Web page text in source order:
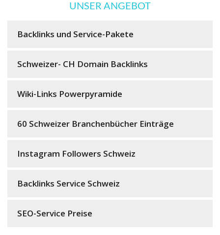
UNSER ANGEBOT
Backlinks und Service-Pakete
Schweizer- CH Domain Backlinks
Wiki-Links Powerpyramide
60 Schweizer Branchenbücher Einträge
Instagram Followers Schweiz
Backlinks Service Schweiz
SEO-Service Preise